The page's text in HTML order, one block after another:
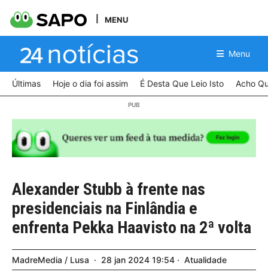
MENU
Menu
Últimas Hoje o dia foi assim É Desta Que Leio Isto Acho
Alexander Stubb à frente nas
presidenciais na Finlândia e
enfrenta Pekka Haavisto na 2ª volta
MadreMedia / Lusa 28 jan 2024 19:54 Atualidade